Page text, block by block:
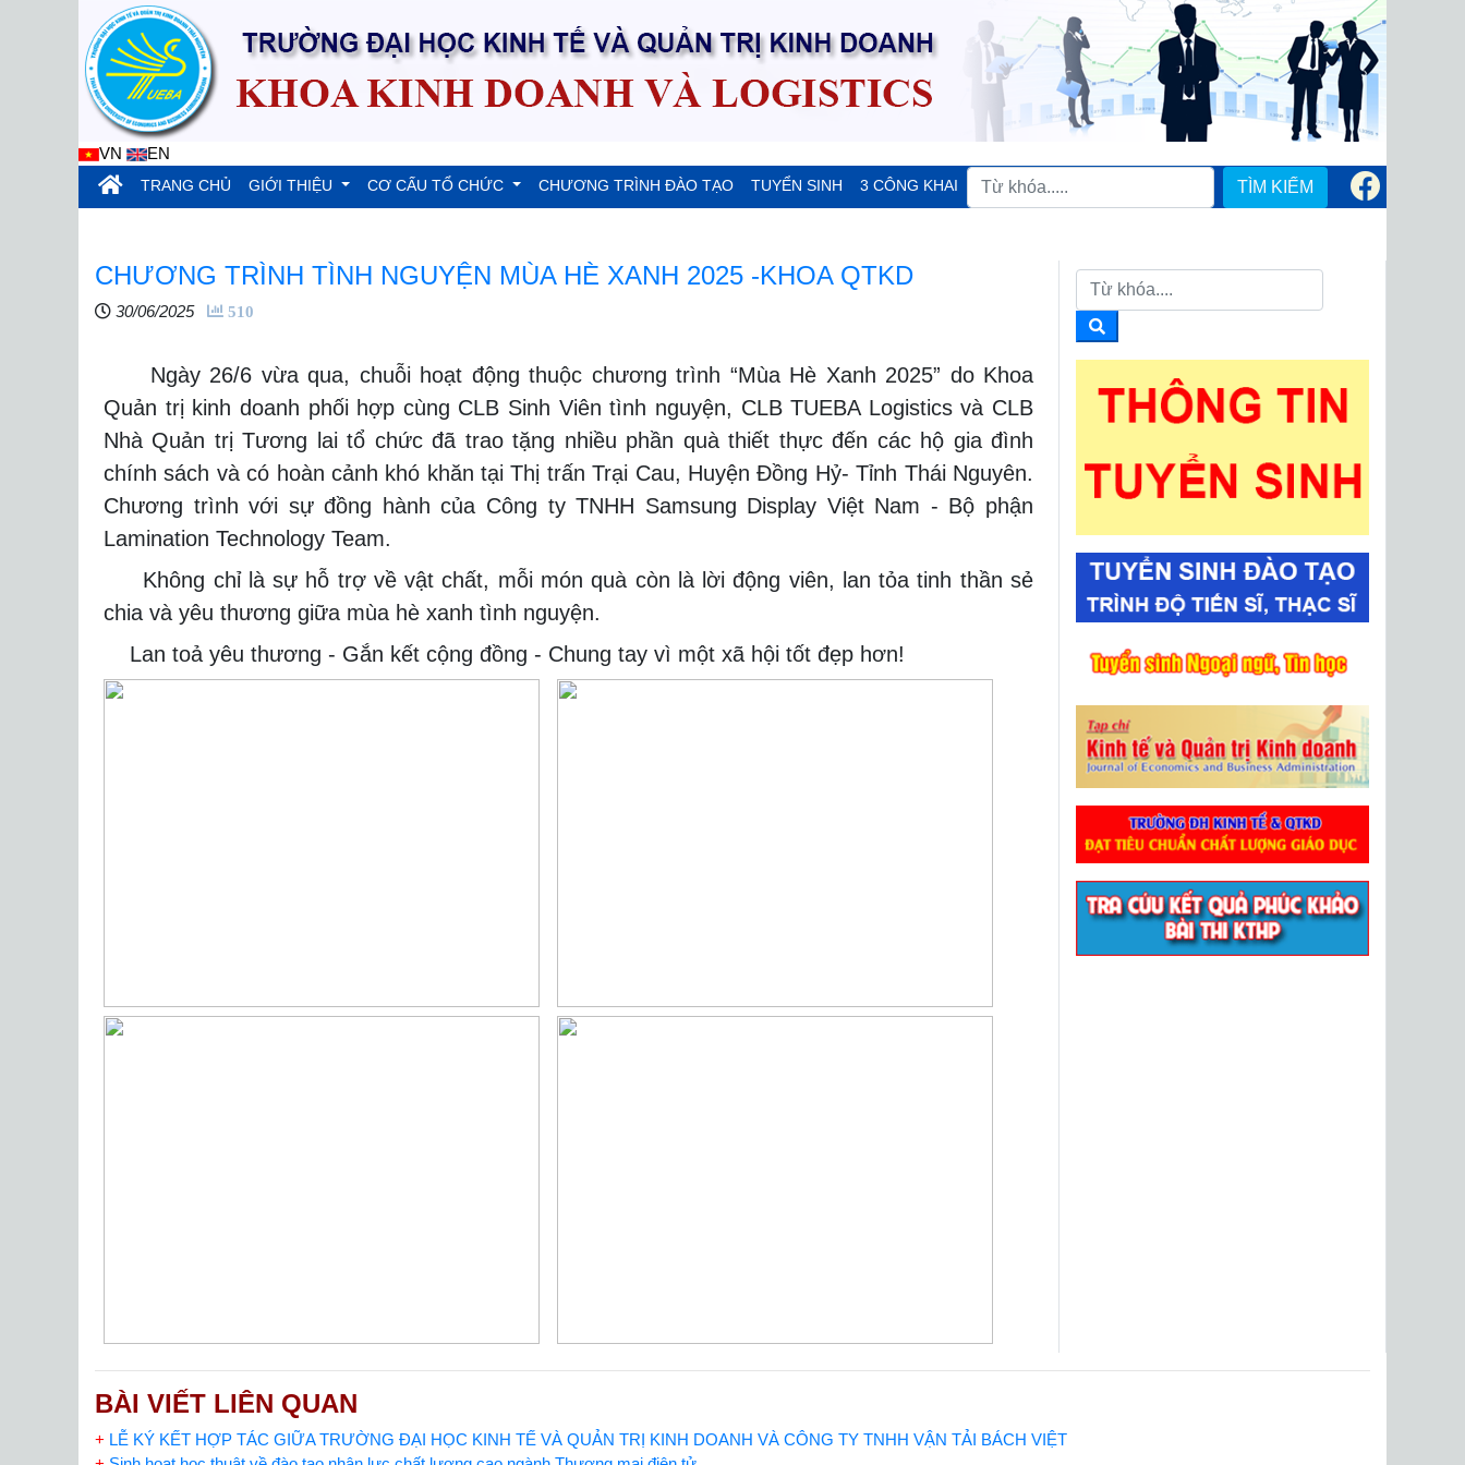
VN EN
TRANG CHỦ (current)
GIỚI THIỆU CƠ CẤU TỔ CHỨC CHƯƠNG TRÌNH ĐÀO TẠO TUYỂN SINH 3 CÔNG KHAI TÌM KIẾM
CHƯƠNG TRÌNH TÌNH NGUYỆN MÙA HÈ XANH 2025 -KHOA QTKD
30/06/2025 510
Ngày 26/6 vừa qua, chuỗi hoạt động thuộc chương trình “Mùa Hè Xanh 2025” do Khoa
Quản trị kinh doanh phối hợp cùng CLB Sinh Viên tình nguyện, CLB TUEBA Logistics và CLB
Nhà Quản trị Tương lai tổ chức đã trao tặng nhiều phần quà thiết thực đến các hộ gia đình
chính sách và có hoàn cảnh khó khăn tại Thị trấn Trại Cau, Huyện Đồng Hỷ- Tỉnh Thái Nguyên.
Chương trình với sự đồng hành của Công ty TNHH Samsung Display Việt Nam - Bộ phận
Lamination Technology Team.
Không chỉ là sự hỗ trợ về vật chất, mỗi món quà còn là lời động viên, lan tỏa tinh thần sẻ
chia và yêu thương giữa mùa hè xanh tình nguyện.
Lan toả yêu thương - Gắn kết cộng đồng - Chung tay vì một xã hội tốt đẹp hơn!
BÀI VIẾT LIÊN QUAN
+ LỄ KÝ KẾT HỢP TÁC GIỮA TRƯỜNG ĐẠI HỌC KINH TẾ VÀ QUẢN TRỊ KINH DOANH VÀ CÔNG TY TNHH VẬN TẢI BÁCH VIỆT